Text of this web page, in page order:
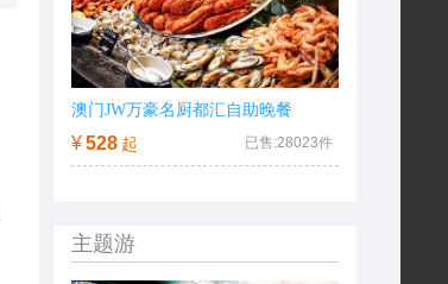
澳门JW万豪名厨都汇自助晚餐
¥528 起 已售:28023件
主题游